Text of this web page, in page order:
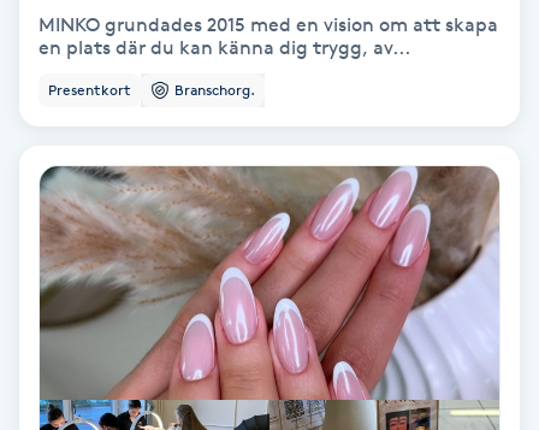
Hudvård
Hyperhidros
Hypnos
Hårborttagning
Hårbottenbehandling
MINKO grundades 2015 med en vision om att skapa
en plats där du kan känna dig trygg, av...
Presentkort Branschorg.